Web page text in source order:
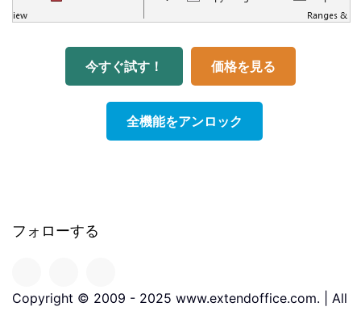
今すぐ試す！ 価格を見る
全機能をアンロック
フォローする
Copyright © 2009 - 2025 www.extendoffice.com. | All